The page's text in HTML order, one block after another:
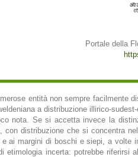
Portale della
entità non sempre facilmente
a distribuzione illirico-
nota. Se si accetta invece la
distribuzione che si concentra
ai margini di boschi e siepi, a volte
incerta: potrebbe riferirsi